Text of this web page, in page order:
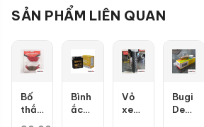
SẢN PHẨM LIÊN QUAN
Bố
thắng
Bình
ắc
Vỏ
xe
Bugi
Denso